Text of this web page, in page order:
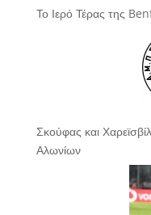
Το Ιερό Τέρας της
Σκούφας και
Αλωνίων